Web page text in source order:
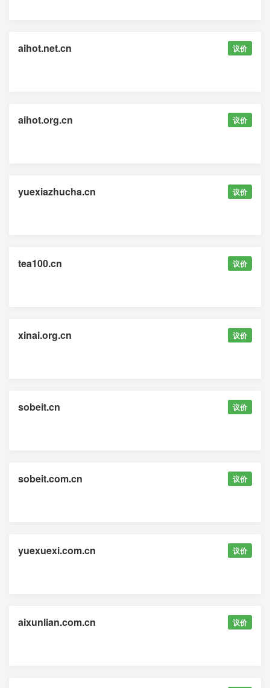
aihot.net.cn 议价
aihot.org.cn 议价
yuexiazhucha.cn 议价
tea100.cn 议价
xinai.org.cn 议价
sobeit.cn 议价
sobeit.com.cn 议价
yuexuexi.com.cn 议价
aixunlian.com.cn 议价